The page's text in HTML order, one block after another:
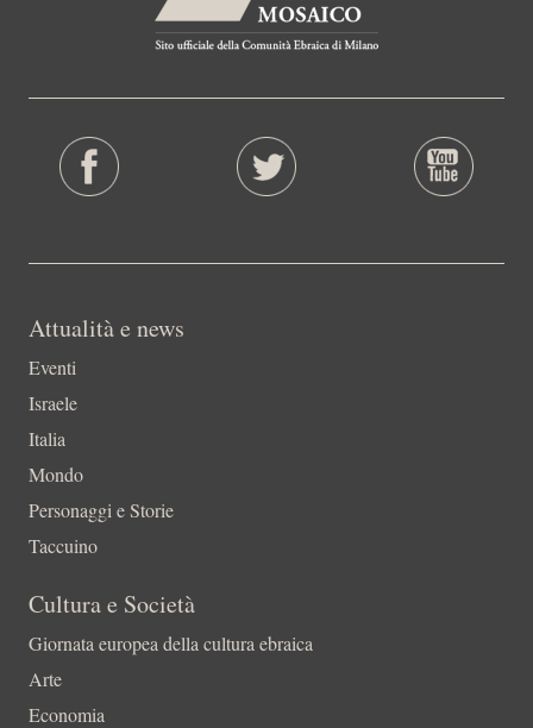
Attualità e news
Eventi
Israele
Italia
Mondo
Personaggi e Storie
Taccuino
Cultura e Società
Giornata europea della cultura ebraica
Arte
Economia